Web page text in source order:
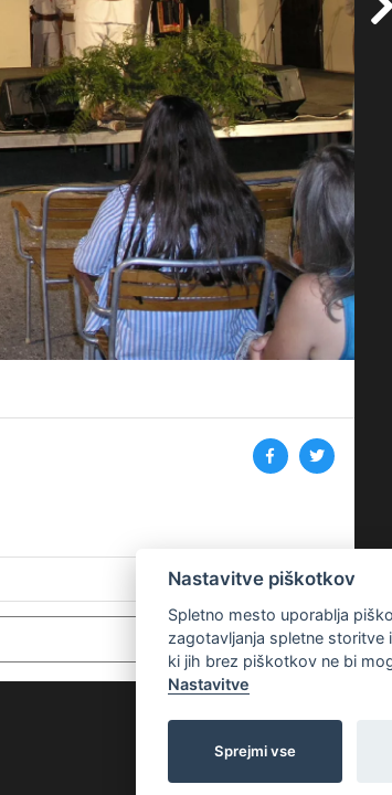
Nastavitve piškotkov
Spletno mesto uporablja
zagotavljanja spletne storitve
ki jih brez piškotkov ne bi
Nastavitve
Sprejmi vse